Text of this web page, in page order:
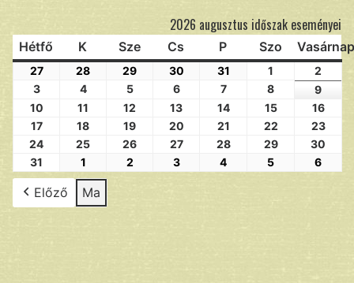
2026 augusztus időszak eseményei
Hétfő K Sze Cs P Szo Vasárnap
27 28 29 30 31 1
2
3
4 5 6 7 8
9
10
11 12 13 14 15
16
17
18 19 20 21 22
23
24
25 26 27 28 29
30
31
1 2 3 4 5 6
Előző Ma